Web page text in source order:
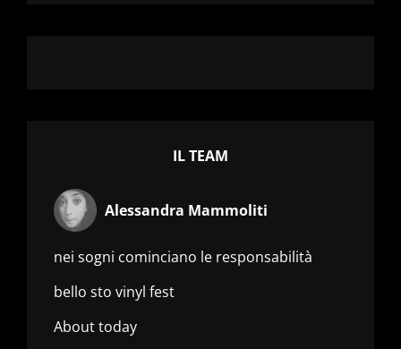
IL TEAM
Alessandra Mammoliti
nei sogni cominciano le responsabilità
bello sto vinyl fest
About today